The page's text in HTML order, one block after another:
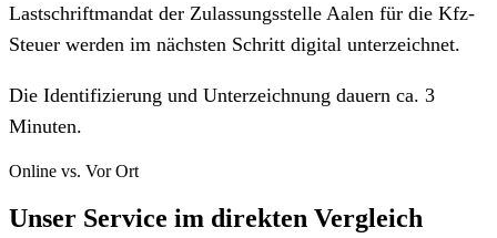
Lastschriftmandat der Zulassungsstelle Aalen für die Kfz-
Steuer werden im nächsten Schritt digital unterzeichnet.
Die Identifizierung und Unterzeichnung dauern ca. 3
Minuten.
Online vs. Vor Ort
Unser Service im direkten Vergleich